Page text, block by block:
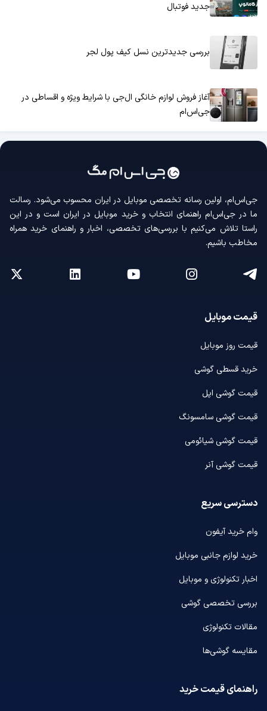
جدید فوتبال
بررسی جدیدترین نسل کیف پول لجر
آغاز فروش لوازم خانگی ال‌جی با شرایط ویژه و اقساطی در
جی‌اس‌ام
جی‌اس‌ام، اولین رسانه‌ تخصصی موبایل در ایران محسوب می‌شود. رسالت
ما در جی‌اس‌ام راهنمای انتخاب و خرید موبایل در ایران است و در این
راستا تلاش می‌کنیم با بررسی‌های تخصصی، اخبار و راهنمای خرید همراه
مخاطب باشیم.
قیمت موبایل
قیمت روز موبایل
خرید قسطی گوشی
قیمت گوشی اپل
قیمت گوشی سامسونگ
قیمت گوشی شیائومی
قیمت گوشی آنر
دسترسی سریع
وام خرید آیفون
خرید لوازم جانبی موبایل
اخبار تکنولوژی و موبایل
بررسی تخصصی گوشی
مقالات تکنولوژی
مقایسه گوشی‌ها
راهنمای قیمت خرید